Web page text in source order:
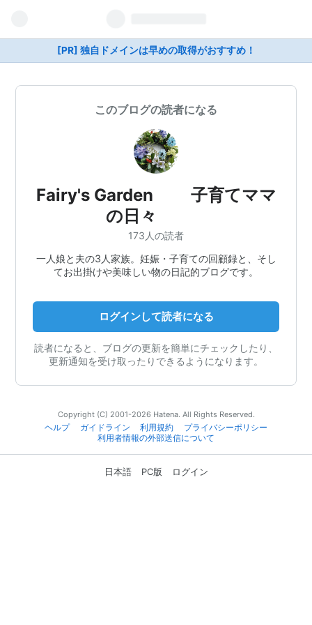
[PR] 独自ドメインは早めの取得がおすすめ！
このブログの読者になる
Fairy's Garden 子育てママ
の日々
173人の読者
一人娘と夫の3人家族。妊娠・子育ての回顧録と、そし
てお出掛けや美味しい物の日記的ブログです。
ログインして読者になる
読者になると、ブログの更新を簡単にチェックしたり、
更新通知を受け取ったりできるようになります。
Copyright (C) 2001-2026 Hatena. All Rights Reserved.
ヘルプ
ガイドライン 利用規約
プライバシーポリシー
利用者情報の外部送信について
日本語 PC版 ログイン